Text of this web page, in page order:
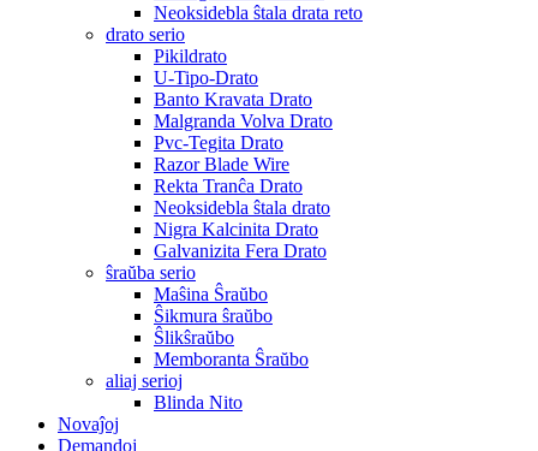
Neoksidebla ŝtala drata reto
drato serio
Pikildrato
U-Tipo-Drato
Banto Kravata Drato
Malgranda Volva Drato
Pvc-Tegita Drato
Razor Blade Wire
Rekta Tranĉa Drato
Neoksidebla ŝtala drato
Nigra Kalcinita Drato
Galvanizita Fera Drato
ŝraŭba serio
Maŝina Ŝraŭbo
Ŝikmura ŝraŭbo
Ŝlikŝraŭbo
Memboranta Ŝraŭbo
aliaj serioj
Blinda Nito
Novaĵoj
Demandoj